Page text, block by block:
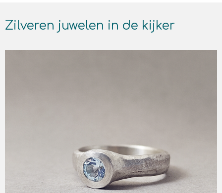
Zilveren juwelen in de kijker